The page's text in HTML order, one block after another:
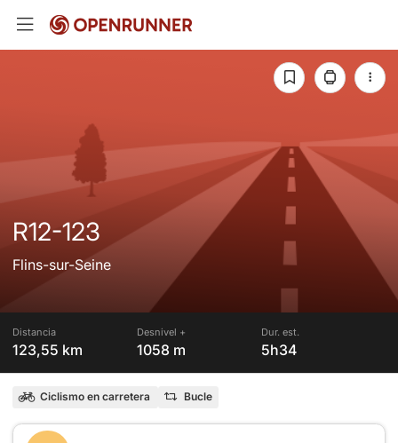
R12-123
Flins-sur-Seine
Distancia
123,55 km
Desnivel +
1058 m
Dur. est.
5h34
Ciclismo en carretera Bucle